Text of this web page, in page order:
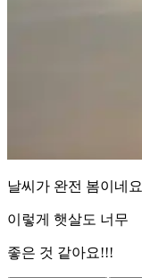
날씨가 완전 봄이네요
이렇게 햇살도 너무
좋은 것 같아요!!!